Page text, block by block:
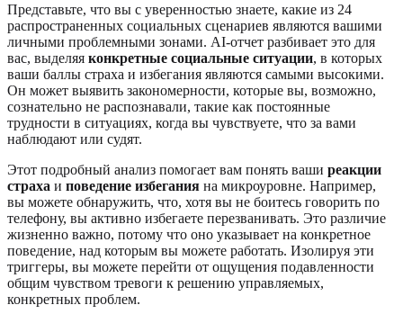
Представьте, что вы с уверенностью знаете, какие из 24
распространенных социальных сценариев являются вашими
личными проблемными зонами. AI-отчет разбивает это для
вас, выделяя конкретные социальные ситуации, в которых
ваши баллы страха и избегания являются самыми высокими.
Он может выявить закономерности, которые вы, возможно,
сознательно не распознавали, такие как постоянные
трудности в ситуациях, когда вы чувствуете, что за вами
наблюдают или судят.
Этот подробный анализ помогает вам понять ваши реакции
страха и поведение избегания на микроуровне. Например,
вы можете обнаружить, что, хотя вы не боитесь говорить по
телефону, вы активно избегаете перезванивать. Это различие
жизненно важно, потому что оно указывает на конкретное
поведение, над которым вы можете работать. Изолируя эти
триггеры, вы можете перейти от ощущения подавленности
общим чувством тревоги к решению управляемых,
конкретных проблем.